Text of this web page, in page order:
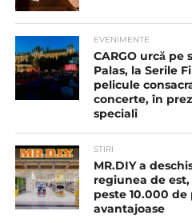
EVENIMENTE
CARGO urcă pe
Palas, la Serile
pelicule
concerte, în
speciali
STIRI
MR.DIY a
regiunea de
peste 10.000
avantajoase